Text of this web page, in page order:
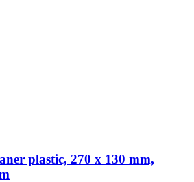
plastic, 270 x 130 mm,